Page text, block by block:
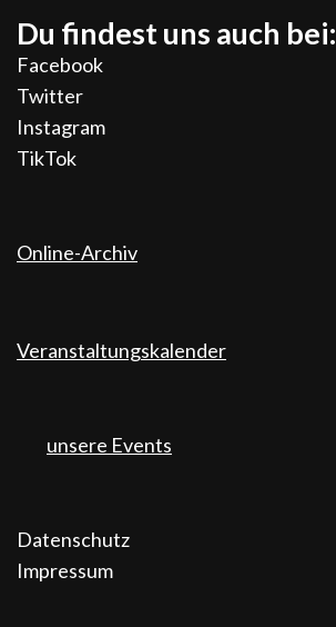
Du findest uns auch bei:
Facebook
Twitter
Instagram
TikTok
Online-Archiv
Veranstaltungskalender
unsere Events
Datenschutz
Impressum